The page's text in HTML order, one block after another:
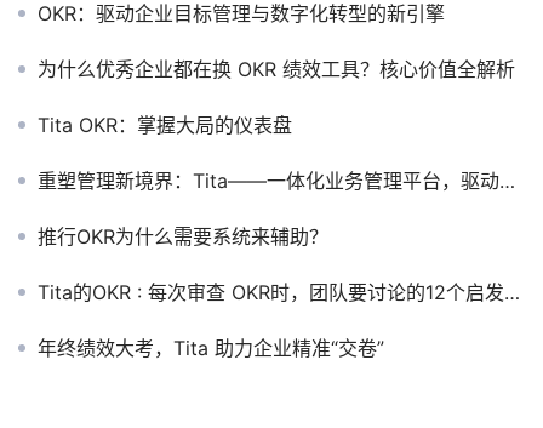
OKR：驱动企业目标管理与数字化转型的新引擎
为什么优秀企业都在换 OKR 绩效工具？核心价值全解析
Tita OKR：掌握大局的仪表盘
重塑管理新境界：Tita——一体化业务管理平台，驱动企业高效前行
推行OKR为什么需要系统来辅助？
Tita的OKR : 每次审查 OKR时，团队要讨论的12个启发性问题
年终绩效大考，Tita 助力企业精准“交卷”